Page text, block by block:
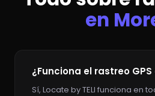
en
¿Funciona el rastreo
Sí, Locate by TELI funciona en